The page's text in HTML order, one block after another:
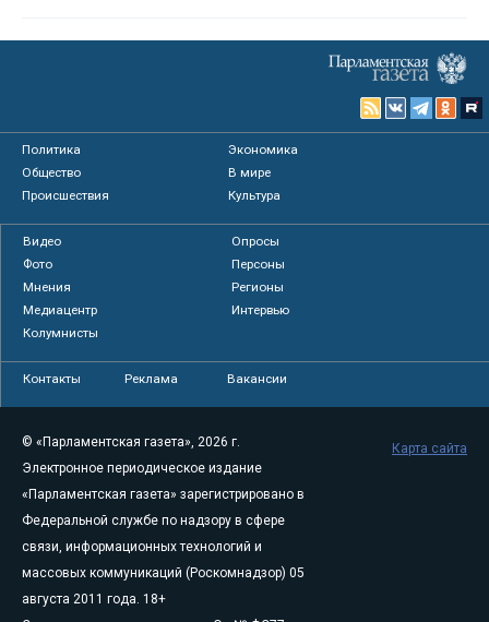
Политика
Экономика
Общество
В мире
Происшествия
Культура
Видео
Опросы
Фото
Персоны
Мнения
Регионы
Медиацентр
Интервью
Колумнисты
Контакты Реклама Вакансии
© «Парламентская газета», 2026 г.
Электронное периодическое издание
«Парламентская газета» зарегистрировано в
Федеральной службе по надзору в сфере
связи, информационных технологий и
массовых коммуникаций (Роскомнадзор) 05
августа 2011 года. 18+
Карта сайта